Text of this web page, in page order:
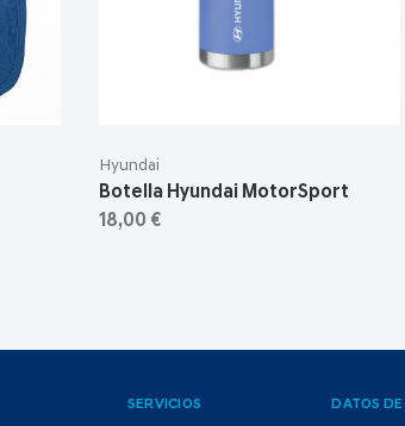
Hyundai
Botella Hyundai MotorSport
18,00 €
SERVICIOS DATOS